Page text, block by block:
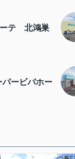
ーテ 北鴻巣
ービバホー